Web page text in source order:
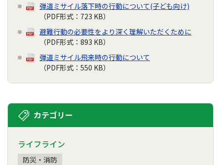
弾道ミサイル落下時の行動について(子ども向け)
（PDF形式：723 KB）
避難行動の必要性をより深く理解いただくために
（PDF形式：893 KB）
弾道ミサイル飛来時の行動について
（PDF形式：550 KB）
カテゴリー
ライフライン
防災・消防